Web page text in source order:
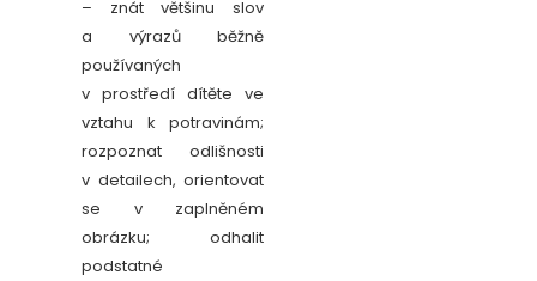
– znát většinu slov
a výrazů běžně
používaných
v prostředí dítěte ve
vztahu k potravinám;
rozpoznat odlišnosti
v detailech, orientovat
se v zaplněném
obrázku; odhalit
podstatné